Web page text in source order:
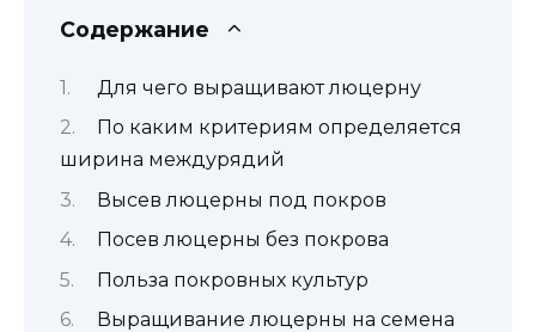
Содержание
Для чего выращивают люцерну
По каким критериям определяется
ширина междурядий
Высев люцерны под покров
Посев люцерны без покрова
Польза покровных культур
Выращивание люцерны на семена